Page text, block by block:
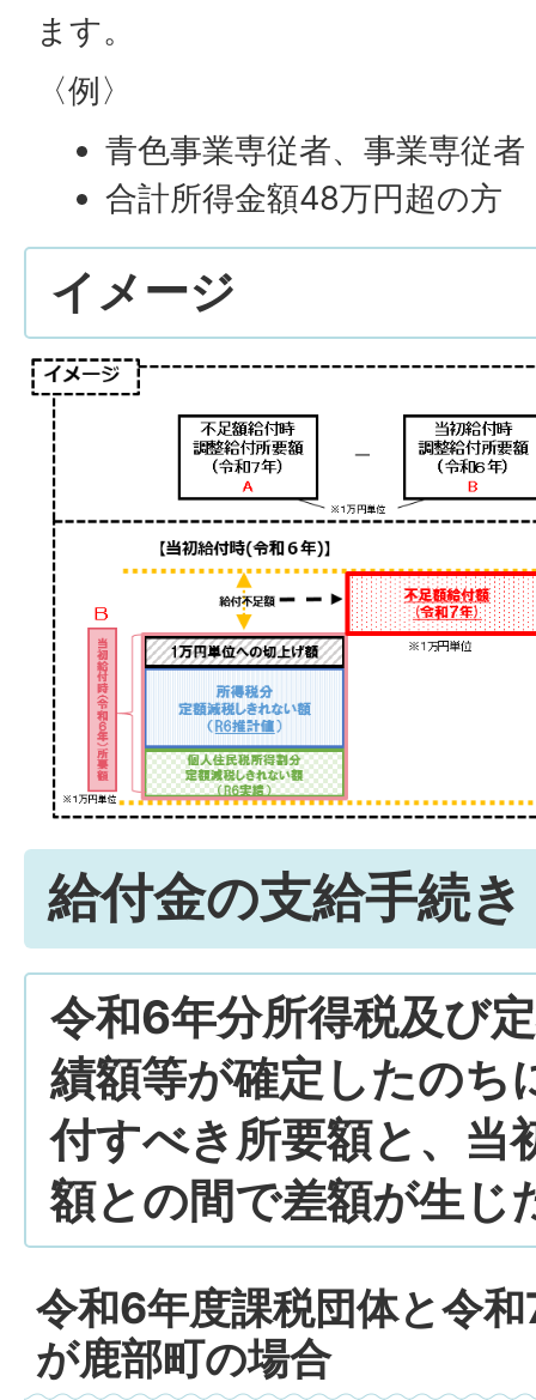
ます。
〈例〉
青色事業専従者、事業専従
合計所得金額48万円超の方
イメージ
給付金の支給手続き
令和6年分所得税及び
績額等が確定したのち
付すべき所要額と、当
額との間で差額が生じ
令和6年度課税団体と令
が鹿部町の場合